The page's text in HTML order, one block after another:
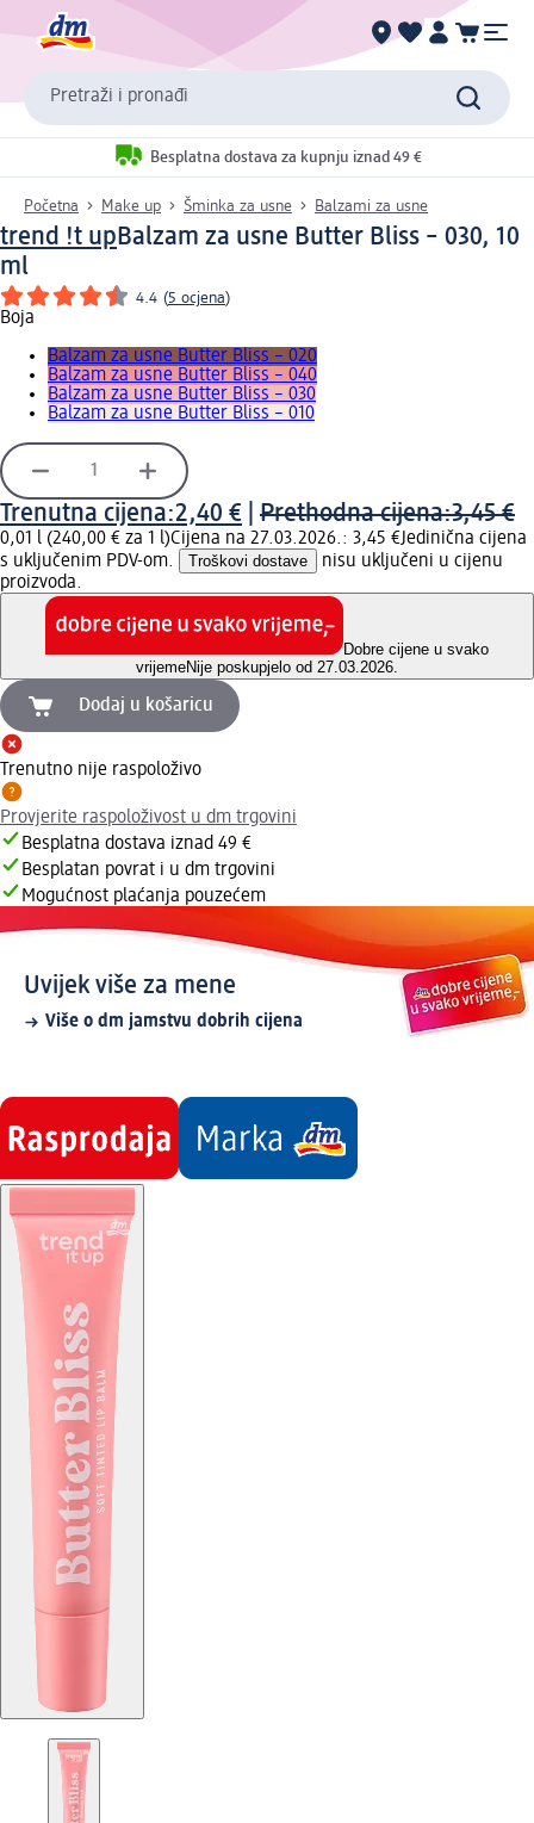
Pretraži i pronađi
Besplatna dostava za kupnju iznad 49 €
Početna Make up Šminka za usne Balzami za usne
trend !t upBalzam za usne Butter Bliss – 030, 10
ml
4.4 (5 ocjena)
Boja
Balzam za usne Butter Bliss – 020
Balzam za usne Butter Bliss – 040
Balzam za usne Butter Bliss – 030
Balzam za usne Butter Bliss – 010
Trenutna cijena:2,40 € Prethodna cijena:3,45 €
0,01 l (240,00 € za 1 l)Cijena na 27.03.2026.: 3,45 €Jedinična cijena
s uključenim PDV-om.
Troškovi dostave
nisu uključeni u cijenu
proizvoda.
Dobre cijene u svako
vrijemeNije poskupjelo od 27.03.2026.
Dodaj u košaricu
Trenutno nije raspoloživo
Provjerite raspoloživost u dm trgovini
Besplatna dostava iznad 49 €
Besplatan povrat i u dm trgovini
Mogućnost plaćanja pouzećem
Uvijek više za mene
Više o dm jamstvu dobrih cijena